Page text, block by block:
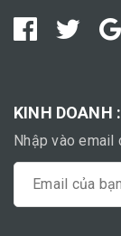
KINH DOANH
Nhập vào email